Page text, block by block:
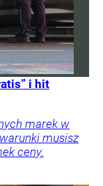
i hit
marek w
musisz
ceny.